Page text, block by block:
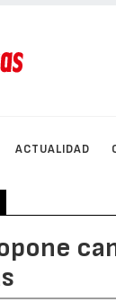
ACTUALIDAD